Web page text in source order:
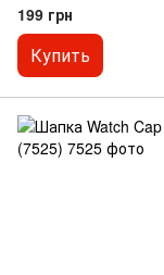
199 грн
Купить